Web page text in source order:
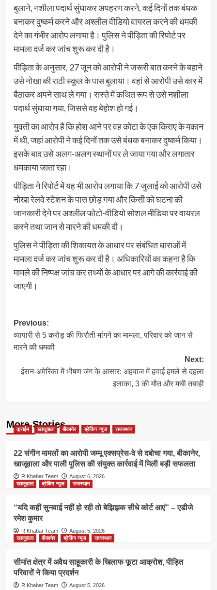
बुलाने, नशीला पदार्थ सुंघाकर अपहरण करने, कई दिनों तक बंधक
बनाकर दुष्कर्म करने और अश्लील वीडियो वायरल करने की धमकी
देने का गंभीर आरोप लगाया है। पुलिस ने पीड़िता की रिपोर्ट पर
मामला दर्ज कर जांच शुरू कर दी है।
पीड़िता के अनुसार, 27 जून को आरोपी ने जरूरी बात करने के बहाने
उसे नोखा की राठी स्कूल के पास बुलाया। वहां से आरोपी उसे कार में
बैठाकर अपने साथ ले गया। रास्ते में कथित रूप से उसे नशीला
पदार्थ सुंघाया गया, जिससे वह बेहोश हो गई।
युवती का आरोप है कि होश आने पर वह कोटा के एक किराए के मकान
में थी, जहां आरोपी ने कई दिनों तक उसे बंधक बनाकर दुष्कर्म किया।
इसके बाद उसे अलग-अलग स्थानों पर ले जाया गया और लगातार
धमकाया जाता रहा।
पीड़िता ने रिपोर्ट में यह भी आरोप लगाया कि 7 जुलाई को आरोपी उसे
नोखा रेलवे स्टेशन के पास छोड़ गया और किसी को घटना की
जानकारी देने पर अश्लील फोटो-वीडियो सोशल मीडिया पर वायरल
करने तथा जान से मारने की धमकी दी।
पुलिस ने पीड़िता की शिकायत के आधार पर संबंधित धाराओं में
मामला दर्ज कर जांच शुरू कर दी है। अधिकारियों का कहना है कि
मामले की निष्पक्ष जांच कर तथ्यों के आधार पर आगे की कार्रवाई की
जाएगी।
Post
navigation
Previous:
व्यापारी से 5 करोड़ की फिरौती मांगने का मामला, परिवार को जान से
मारने की धमकी
Next:
ईरान-अमेरिका में भीषण जंग के आसार: अहवाज में हवाई हमले से दहला
इलाका, 3 की मौत और मची तबाही
More Stories
क्राईम खाजूवाला बीकानेर ब्रेकिंग न्यूज राजस्थान
22 संगीन मामलों का आरोपी जम्मू एक्सप्रेस-वे से दबोचा गया, बीकानेर,
खाजूवाला और पाली पुलिस की संयुक्त कार्रवाई में मिली बड़ी सफलता
R.Khabar Team
August 6, 2026
खाजूवाला
ब्रेकिंग न्यूज राजस्थान
“यदि कहीं सुनवाई नहीं हो रही तो बेझिझक सीधे कोर्ट आएं” – एडीजे
रमेश कुमार
R.Khabar Team
August 5, 2026
खाजूवाला
बीकानेर ब्रेकिंग न्यूज राजस्थान
सीमांत क्षेत्र में अवैध साहूकारी के खिलाफ फूटा आक्रोश, पीड़ित
परिवारों ने किया प्रदर्शन
R.Khabar Team August 5, 2026